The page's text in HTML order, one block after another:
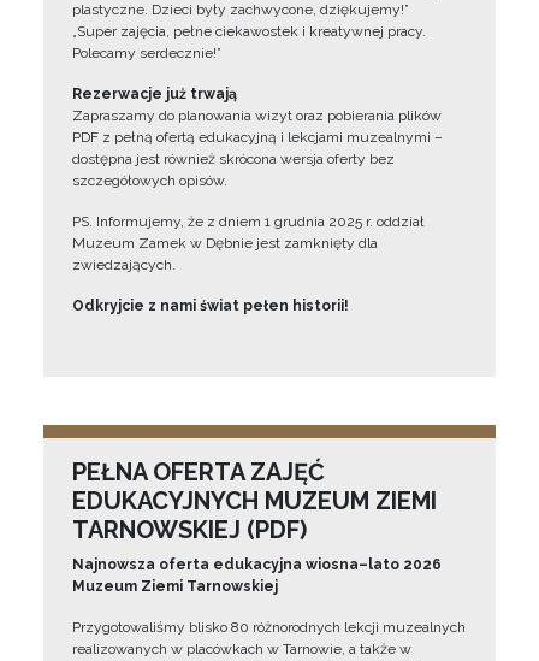
plastyczne. Dzieci były zachwycone, dziękujemy!”
„Super zajęcia, pełne ciekawostek i kreatywnej pracy.
Polecamy serdecznie!”
Rezerwacje już trwają
Zapraszamy do planowania wizyt oraz pobierania plików
PDF z pełną ofertą edukacyjną i lekcjami muzealnymi –
dostępna jest również skrócona wersja oferty bez
szczegółowych opisów.
PS. Informujemy, że z dniem 1 grudnia 2025 r. oddział
Muzeum Zamek w Dębnie jest zamknięty dla
zwiedzających.
Odkryjcie z nami świat pełen historii!
PEŁNA OFERTA ZAJĘĆ
EDUKACYJNYCH MUZEUM ZIEMI
TARNOWSKIEJ (PDF)
Najnowsza oferta edukacyjna wiosna–lato 2026
Muzeum Ziemi Tarnowskiej
Przygotowaliśmy blisko 80 różnorodnych lekcji muzealnych
realizowanych w placówkach w Tarnowie, a także w